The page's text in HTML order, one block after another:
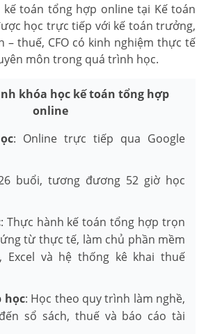
toán tổng hợp online tại Kế toán
học trực tiếp với kế toán trưởng,
– thuế, CFO có kinh nghiệm thực tế
môn trong quá trình học.
khóa học kế toán tổng hợp
online
: Online trực tiếp qua Google
buổi, tương đương 52 giờ học
: Thực hành kế toán tổng hợp trọn
từ thực tế, làm chủ phần mềm
Excel và hệ thống kê khai thuế
học: Học theo quy trình làm nghề,
sổ sách, thuế và báo cáo tài